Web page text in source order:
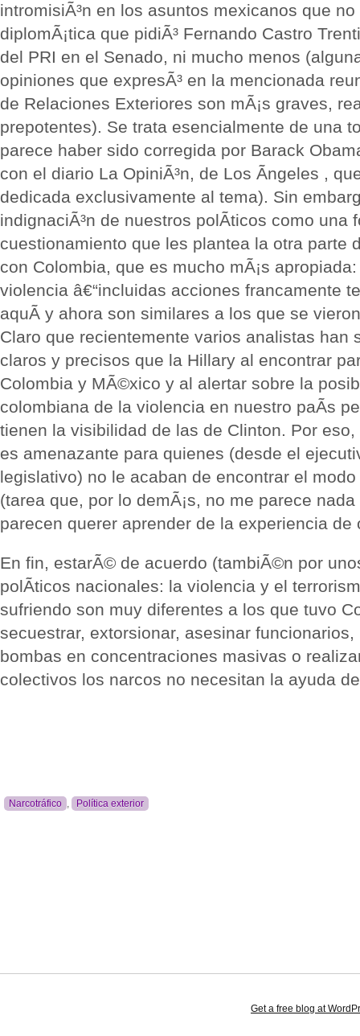
intromisiÃ³n en los asuntos mexicanos que
diplomÃ¡tica que pidiÃ³ Fernando Castro
del PRI en el Senado, ni mucho menos
opiniones que expresÃ³ en la mencionada
de Relaciones Exteriores son mÃ¡s graves,
prepotentes). Se trata esencialmente de una
parece haber sido corregida por Barack
con el diario La OpiniÃ³n, de Los Ãngeles ,
dedicada exclusivamente al tema). Sin
indignaciÃ³n de nuestros polÃ­ticos como una
cuestionamiento que les plantea la otra parte
con Colombia, que es mucho mÃ¡s
violencia â€“incluidas acciones francamente
aquÃ­ y ahora son similares a los que se
Claro que recientemente varios analistas han
claros y precisos que la Hillary al encontrar
Colombia y MÃ©xico y al alertar sobre la
colombiana de la violencia en nuestro paÃ­s
tienen la visibilidad de las de Clinton. Por
es amenazante para quienes (desde el
legislativo) no le acaban de encontrar el
(tarea que, por lo demÃ¡s, no me parece
parecen querer aprender de la experiencia de
En fin, estarÃ© de acuerdo (tambiÃ©n por
polÃ­ticos nacionales: la violencia y el
sufriendo son muy diferentes a los que tuvo
secuestrar, extorsionar, asesinar
bombas en concentraciones masivas o
colectivos los narcos no necesitan la ayuda
Narcotráfico , Política exterior
Get a free blog at